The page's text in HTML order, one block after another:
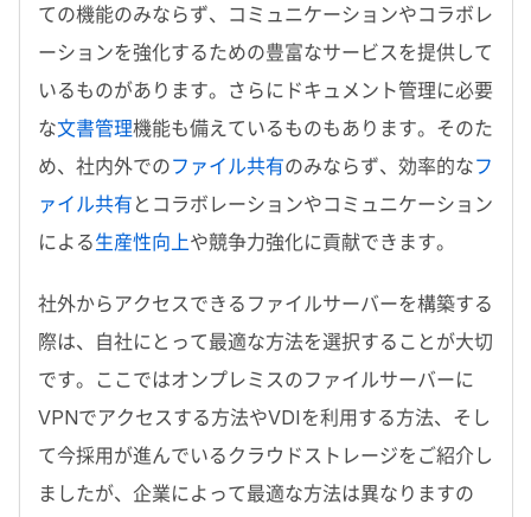
ての機能のみならず、コミュニケーションやコラボレ
ーションを強化するための豊富なサービスを提供して
いるものがあります。さらにドキュメント管理に必要
な文書管理機能も備えているものもあります。そのた
め、社内外でのファイル共有のみならず、効率的なフ
ァイル共有 とコラボレーションやコミュニケーション
による生産性向上や競争力強化に貢献できます。
社外からアクセスできるファイルサーバーを構築する
際は、自社にとって最適な方法を選択することが大切
です。ここではオンプレミスのファイルサーバーに
VPNでアクセスする方法やVDIを利用する方法、そし
て今採用が進んでいるクラウドストレージをご紹介し
ましたが、企業によって最適な方法は異なりますの